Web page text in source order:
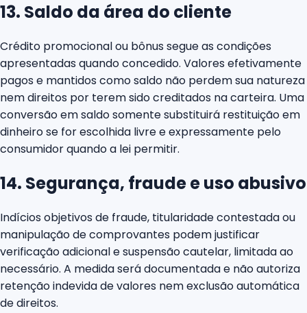
13. Saldo da área do cliente
Crédito promocional ou bônus segue as condições
apresentadas quando concedido. Valores efetivamente
pagos e mantidos como saldo não perdem sua natureza
nem direitos por terem sido creditados na carteira. Uma
conversão em saldo somente substituirá restituição em
dinheiro se for escolhida livre e expressamente pelo
consumidor quando a lei permitir.
14. Segurança, fraude e uso abusivo
Indícios objetivos de fraude, titularidade contestada ou
manipulação de comprovantes podem justificar
verificação adicional e suspensão cautelar, limitada ao
necessário. A medida será documentada e não autoriza
retenção indevida de valores nem exclusão automática
de direitos.